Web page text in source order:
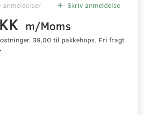
anmeldelser Skriv anmeldelse
m/Moms
39,00 til pakkehops. Fri fragt